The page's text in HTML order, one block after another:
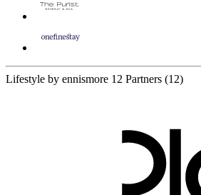
Lifestyle by ennismore 12 Partners (12)